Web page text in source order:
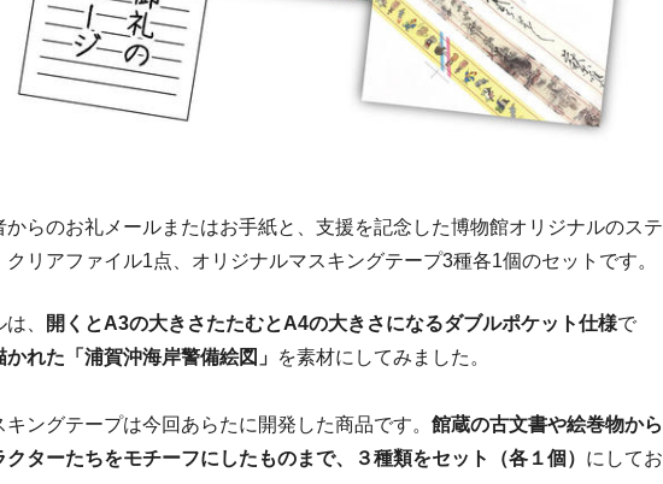
からのお礼メールまたはお手紙と、支援を記念した博物館オリジナルのステ
リアファイル1点、オリジナルマスキングテープ3種各1個のセットです。
、 開くとA3の大きさたたむとA4の大きさになるダブルポケット仕様で
れた「浦賀沖海岸警備絵図」 を素材にしてみました。
ングテープは今回あらたに開発した商品です。 館蔵の古文書や絵巻物から
ターたちをモチーフにしたものまで、３種類をセット（各１個） にしてお